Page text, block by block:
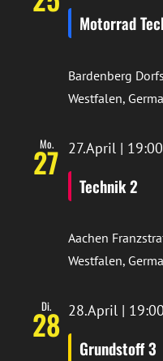
Motorrad
Bardenberg
Westfalen,
Mo.
27
Technik 2
27.April | 19:00
Aachen
Westfalen,
Di.
28
Grundstoff 3
28.April | 19:00